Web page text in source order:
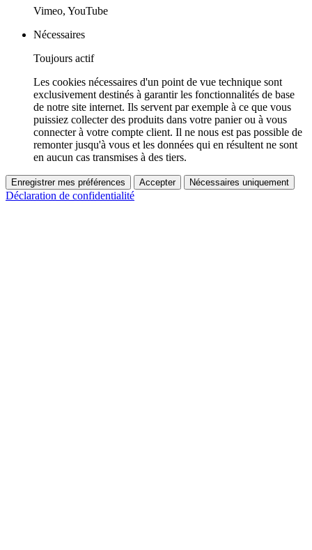
Vimeo, YouTube
Nécessaires
Toujours actif
Les cookies nécessaires d'un point de vue technique sont
exclusivement destinés à garantir les fonctionnalités de base
de notre site internet. Ils servent par exemple à ce que vous
puissiez collecter des produits dans votre panier ou à vous
connecter à votre compte client. Il ne nous est pas possible de
remonter jusqu'à vous et les données qui en résultent ne sont
en aucun cas transmises à des tiers.
Enregistrer mes préférences Accepter Nécessaires uniquement
Déclaration de confidentialité